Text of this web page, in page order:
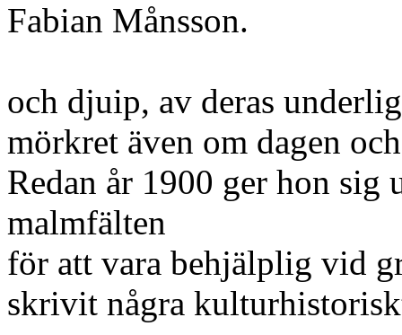
Fabian Månsson.
och djuip, av deras
mörkret även om dagen
Redan år 1900 ger hon sig
malmfälten
för att vara behjälplig vid
skrivit några